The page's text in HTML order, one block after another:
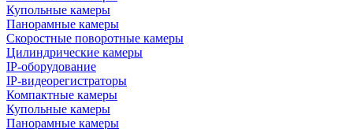
Купольные камеры
Панорамные камеры
Скоростные поворотные камеры
Цилиндрические камеры
IP-оборудование
IP-видеорегистраторы
Компактные камеры
Купольные камеры
Панорамные камеры